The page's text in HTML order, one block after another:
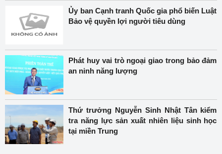
Ủy ban Cạnh tranh Quốc gia phổ biến Luật
Bảo vệ quyền lợi người tiêu dùng
Phát huy vai trò ngoại giao trong bảo đảm
an ninh năng lượng
Thứ trưởng Nguyễn Sinh Nhật Tân kiểm
tra năng lực sản xuất nhiên liệu sinh học
tại miền Trung